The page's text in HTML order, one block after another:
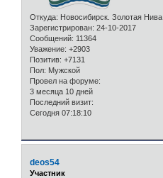
Откуда: Новосибирск. Золотая Нива
Зарегистрирован: 24-10-2017
Сообщений: 11364
Уважение: +2903
Позитив: +7131
Пол: Мужской
Провел на форуме:
3 месяца 10 дней
Последний визит:
Сегодня 07:18:10
deos54
Участник